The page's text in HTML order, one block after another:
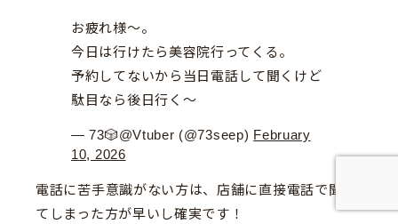
お疲れ様〜。
今日は行けたら美容院行ってくる。
予約してないから当日電話して聞くけど
駄目なら後日行く〜
— 73🎲@Vtuber (@73seep) February
10, 2026
電話に苦手意識がない方は、店舗に直接電話で聞い
てしまった方が早いし確実です！